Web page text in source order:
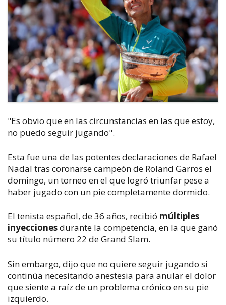
"Es obvio que en las circunstancias en las que estoy,
no puedo seguir jugando".
Esta fue una de las potentes declaraciones de Rafael
Nadal tras coronarse campeón de Roland Garros el
domingo, un torneo en el que logró triunfar pese a
haber jugado con un pie completamente dormido.
El tenista español, de 36 años, recibió múltiples
inyeccionesdurante la competencia, en la que ganó
su título número 22 de Grand Slam.
Sin embargo, dijo que no quiere seguir jugando si
continúa necesitando anestesia para anular el dolor
que siente a raíz de un problema crónico en su pie
izquierdo.